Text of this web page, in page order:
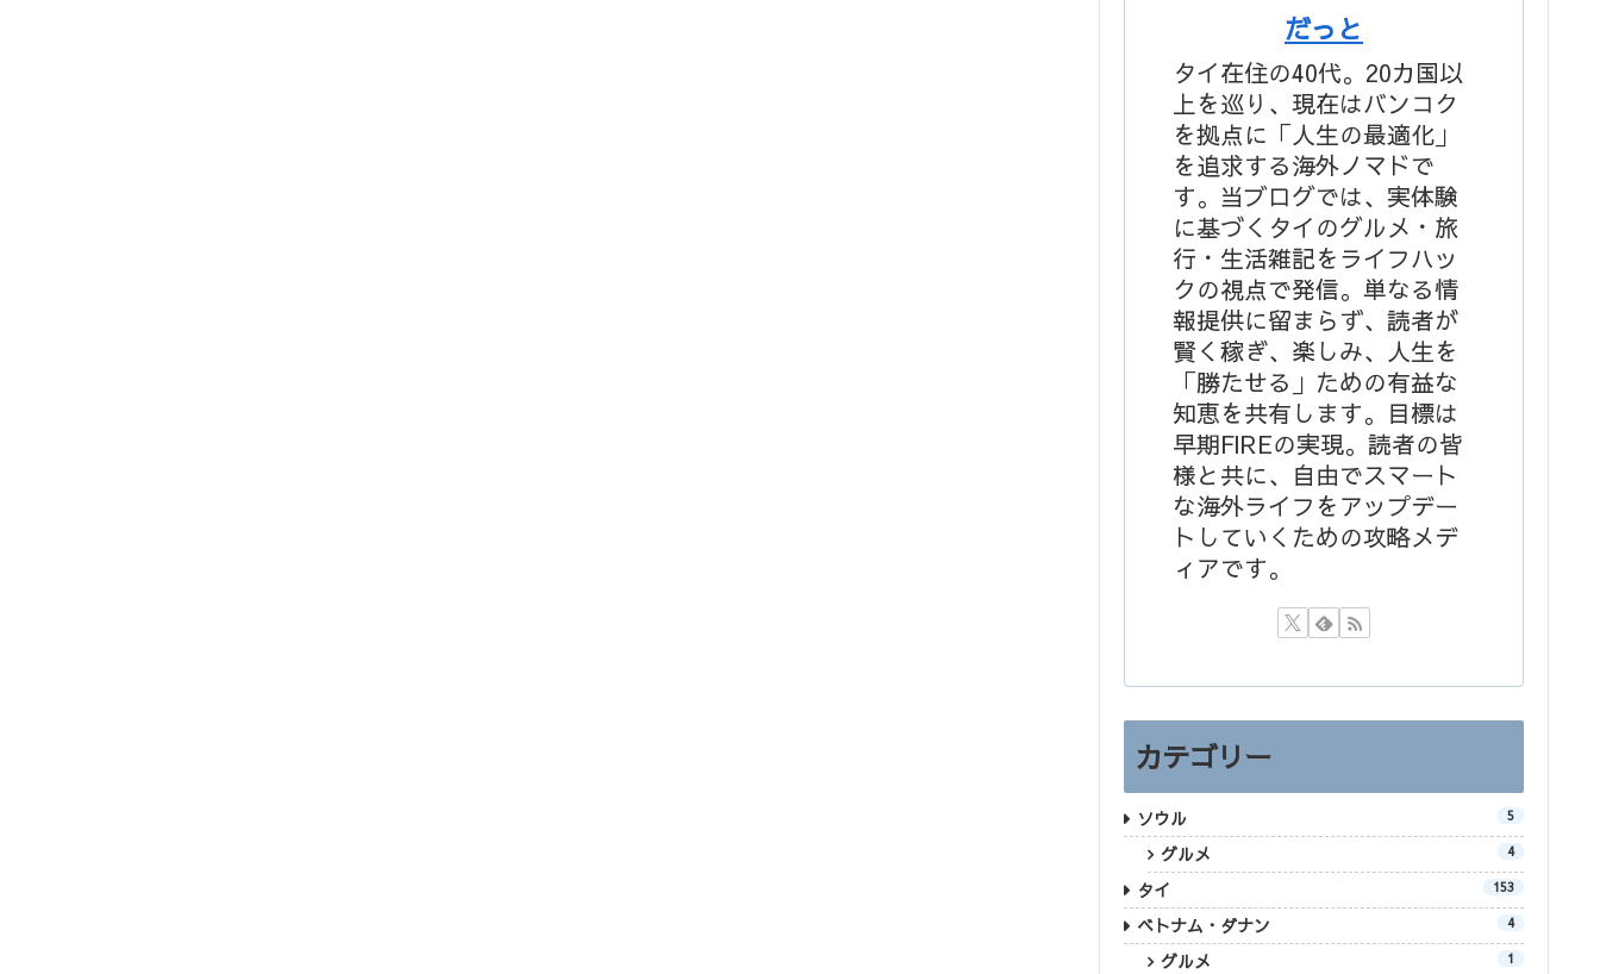
だっと
タイ在住の40代。20カ国以
上を巡り、現在はバンコク
を拠点に「人生の最適化」
を追求する海外ノマドで
す。当ブログでは、実体験
に基づくタイのグルメ・旅
行・生活雑記をライフハッ
クの視点で発信。単なる情
報提供に留まらず、読者が
賢く稼ぎ、楽しみ、人生を
「勝たせる」ための有益な
知恵を共有します。目標は
早期FIREの実現。読者の皆
様と共に、自由でスマート
な海外ライフをアップデー
トしていくための攻略メデ
ィアです。
カテゴリー
ソウル 5
グルメ 4
タイ 153
ベトナム・ダナン 4
グルメ 1